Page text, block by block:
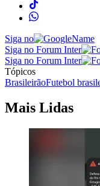
Siga no
Siga no Forum Inter
Siga no Forum Inter
Tópicos
BrasileirãoFutebol
Mais Lidas